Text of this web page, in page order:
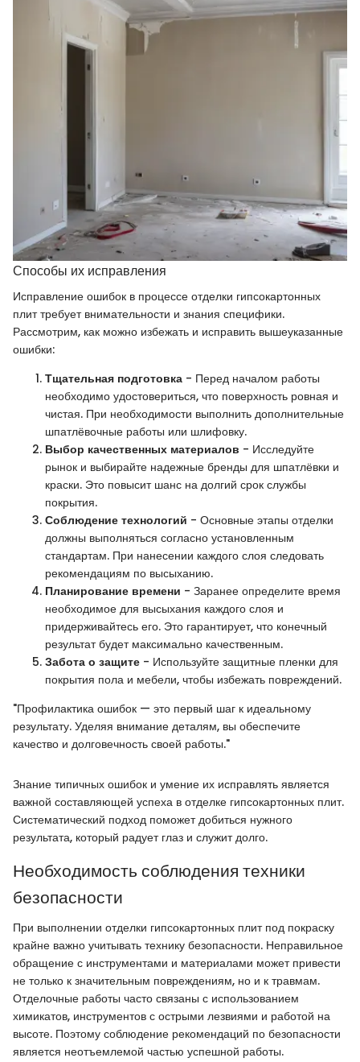
Способы их исправления
Исправление ошибок в процессе отделки гипсокартонных
плит требует внимательности и знания специфики.
Рассмотрим, как можно избежать и исправить вышеуказанные
ошибки:
Тщательная подготовка - Перед началом работы
необходимо удостовериться, что поверхность ровная и
чистая. При необходимости выполнить дополнительные
шпатлёвочные работы или шлифовку.
Выбор качественных материалов - Исследуйте
рынок и выбирайте надежные бренды для шпатлёвки и
краски. Это повысит шанс на долгий срок службы
покрытия.
Соблюдение технологий - Основные этапы отделки
должны выполняться согласно установленным
стандартам. При нанесении каждого слоя следовать
рекомендациям по высыханию.
Планирование времени - Заранее определите время
необходимое для высыхания каждого слоя и
придерживайтесь его. Это гарантирует, что конечный
результат будет максимально качественным.
Забота о защите - Используйте защитные пленки для
покрытия пола и мебели, чтобы избежать повреждений.
"Профилактика ошибок — это первый шаг к идеальному
результату. Уделяя внимание деталям, вы обеспечите
качество и долговечность своей работы."
Знание типичных ошибок и умение их исправлять является
важной составляющей успеха в отделке гипсокартонных плит.
Систематический подход поможет добиться нужного
результата, который радует глаз и служит долго.
Необходимость соблюдения техники
безопасности
При выполнении отделки гипсокартонных плит под покраску
крайне важно учитывать технику безопасности. Неправильное
обращение с инструментами и материалами может привести
не только к значительным повреждениям, но и к травмам.
Отделочные работы часто связаны с использованием
химикатов, инструментов с острыми лезвиями и работой на
высоте. Поэтому соблюдение рекомендаций по безопасности
является неотъемлемой частью успешной работы.